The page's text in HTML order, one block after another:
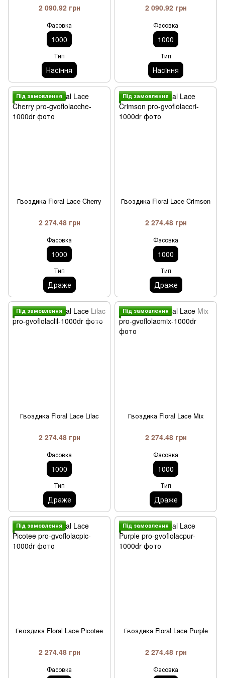
2 090.92 грн
Фасовка
1000
Тип
Насiння
2 090.92 грн
Фасовка
1000
Тип
Насiння
Пiд замовлення
Гвоздика Floral Lace Cherry
2 274.48 грн
Фасовка
1000
Тип
Драже
Пiд замовлення
Гвоздика Floral Lace Crimson
2 274.48 грн
Фасовка
1000
Тип
Драже
Пiд замовлення
Гвоздика Floral Lace Lilac
2 274.48 грн
Фасовка
1000
Тип
Драже
Пiд замовлення
Гвоздика Floral Lace Mix
2 274.48 грн
Фасовка
1000
Тип
Драже
Пiд замовлення
Гвоздика Floral Lace Picotee
2 274.48 грн
Фасовка
Пiд замовлення
Гвоздика Floral Lace Purple
2 274.48 грн
Фасовка